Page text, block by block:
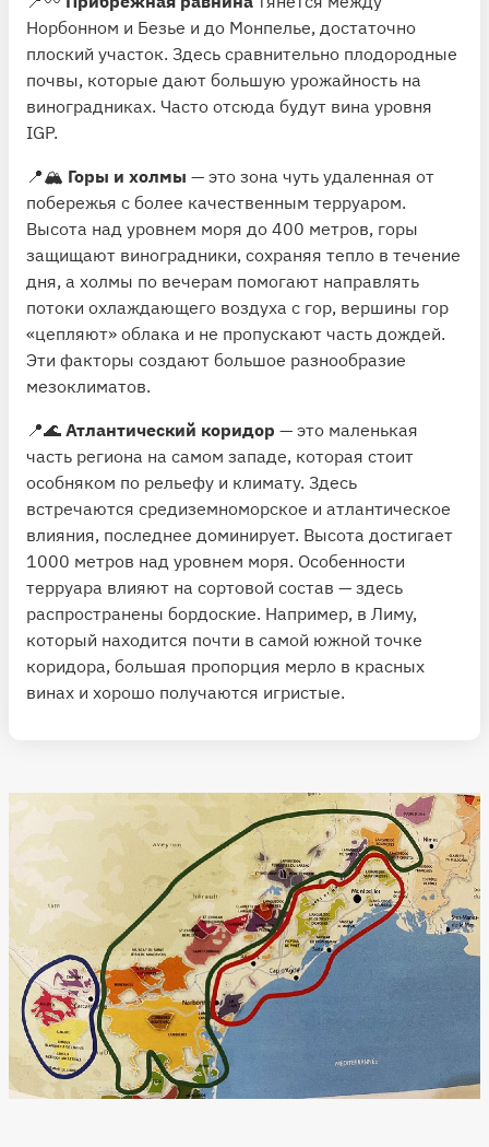
Норбонном и Безье и до Монпелье, достаточно
плоский участок. Здесь сравнительно плодородные
почвы, которые дают большую урожайность на
виноградниках. Часто отсюда будут вина уровня
IGP.
📍🏔 Горы и холмы — это зона чуть удаленная от
побережья с более качественным терруаром.
Высота над уровнем моря до 400 метров, горы
защищают виноградники, сохраняя тепло в течение
дня, а холмы по вечерам помогают направлять
потоки охлаждающего воздуха с гор, вершины гор
«цепляют» облака и не пропускают часть дождей.
Эти факторы создают большое разнообразие
мезоклиматов.
📍🌊 Атлантический коридор — это маленькая
часть региона на самом западе, которая стоит
особняком по рельефу и климату. Здесь
встречаются средиземноморское и атлантическое
влияния, последнее доминирует. Высота достигает
1000 метров над уровнем моря. Особенности
терруара влияют на сортовой состав — здесь
распространены бордоские. Например, в Лиму,
который находится почти в самой южной точке
коридора, большая пропорция мерло в красных
винах и хорошо получаются игристые.